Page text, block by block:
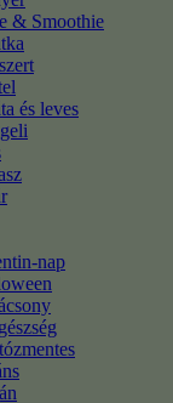
& Smoothie
és leves
nap